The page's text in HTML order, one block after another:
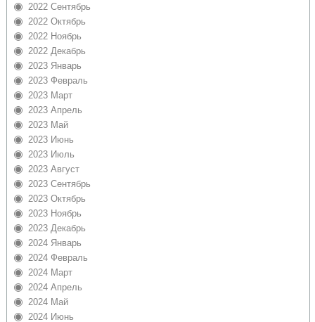
2022 Сентябрь
2022 Октябрь
2022 Ноябрь
2022 Декабрь
2023 Январь
2023 Февраль
2023 Март
2023 Апрель
2023 Май
2023 Июнь
2023 Июль
2023 Август
2023 Сентябрь
2023 Октябрь
2023 Ноябрь
2023 Декабрь
2024 Январь
2024 Февраль
2024 Март
2024 Апрель
2024 Май
2024 Июнь